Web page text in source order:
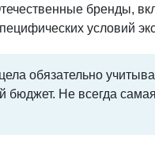
бренды,
условий
обязательно
Не всегда